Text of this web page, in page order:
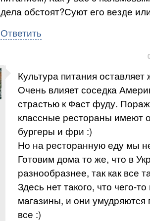
дела обстоят?Суют его везде
Ответить
Культура питания
Очень влияет соседка
страстью к Фаст фуду.
классные рестораны имеют
бургеры и фри :)
Но на ресторанную еду мы
Готовим дома то же, что в
разнообразнее, так как все
Здесь нет такого, что чего-
магазины, и они умудряются
все :)